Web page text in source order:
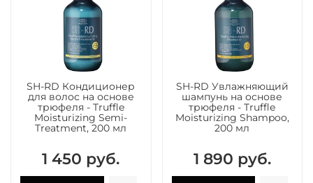
SH-RD Кондиционер
для волос на основе
трюфеля - Truffle
Moisturizing Semi-
Treatment, 200 мл
1 450 руб.
SH-RD Увлажняющий
шампунь на основе
трюфеля - Truffle
Moisturizing Shampoo,
200 мл
1 890 руб.